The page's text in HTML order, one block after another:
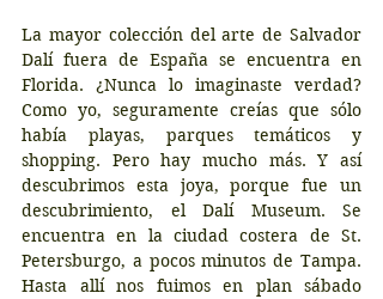
La mayor colección del arte de Salvador
Dalí fuera de España se encuentra en
Florida. ¿Nunca lo imaginaste verdad?
Como yo, seguramente creías que sólo
había playas, parques temáticos y
shopping. Pero hay mucho más. Y así
descubrimos esta joya, porque fue un
descubrimiento, el Dalí Museum. Se
encuentra en la ciudad costera de St.
Petersburgo, a pocos minutos de Tampa.
Hasta allí nos fuimos en plan sábado